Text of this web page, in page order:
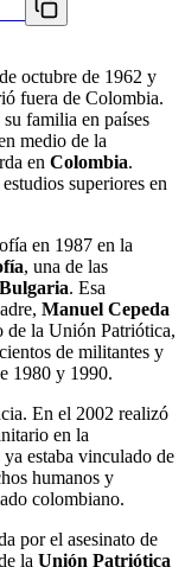
octubre de 1962 y
fuera de Colombia.
familia en países
medio de la
en Colombia.
superiores en
en 1987 en la
, una de las
Bulgaria. Esa
Manuel Cepeda
de la Unión Patriótica,
de militantes y
1980 y 1990.
En el 2002 realizó
en la
estaba vinculado de
humanos y
colombiano.
por el asesinato de
la Unión Patriótica